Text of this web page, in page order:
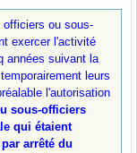
officiers ou sous-
exercer l'activité
années suivant la
leurs
l'autorisation
sous-officiers
qui étaient
arrêté du